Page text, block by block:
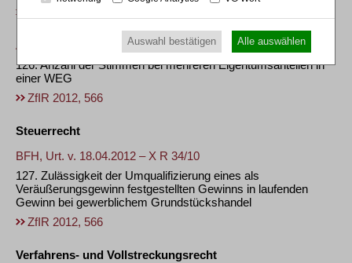
AG Offenbach, Urt. v. 27.04.2012 – 330 C 202/11
126. Anzahl der Stimmen bei mehreren Eigentumsanteilen in
einer WEG
ZfIR 2012, 566
Steuerrecht
BFH, Urt. v. 18.04.2012 – X R 34/10
127. Zulässigkeit der Umqualifizierung eines als
Veräußerungsgewinn festgestellten Gewinns in laufenden
Gewinn bei gewerblichem Grundstückshandel
ZfIR 2012, 566
Verfahrens- und Vollstreckungsrecht
Auswahl bestätigen Alle auswählen